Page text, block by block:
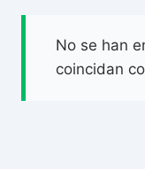
No se han
coincidan